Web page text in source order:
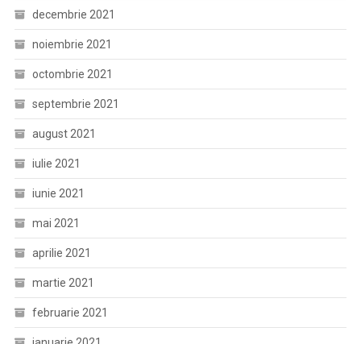
decembrie 2021
noiembrie 2021
octombrie 2021
septembrie 2021
august 2021
iulie 2021
iunie 2021
mai 2021
aprilie 2021
martie 2021
februarie 2021